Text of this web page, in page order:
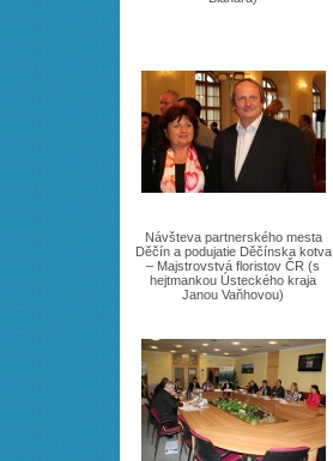
Návšteva partnerského mesta
Děčín a podujatie Děčínska kotva
– Majstrovstvá floristov ČR (s
hejtmankou Ústeckého kraja
Janou Vaňhovou)